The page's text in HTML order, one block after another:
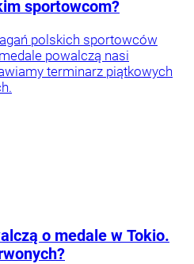
sportowcom?
polskich sportowców
powalczą nasi
terminarz piątkowych
o medale w Tokio.